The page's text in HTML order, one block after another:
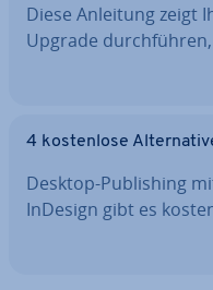
Diese Anleitung zeigt
Upgrade
4 kos­ten­lo­se
Desktop-Pu­bli­shing
InDesign gibt es